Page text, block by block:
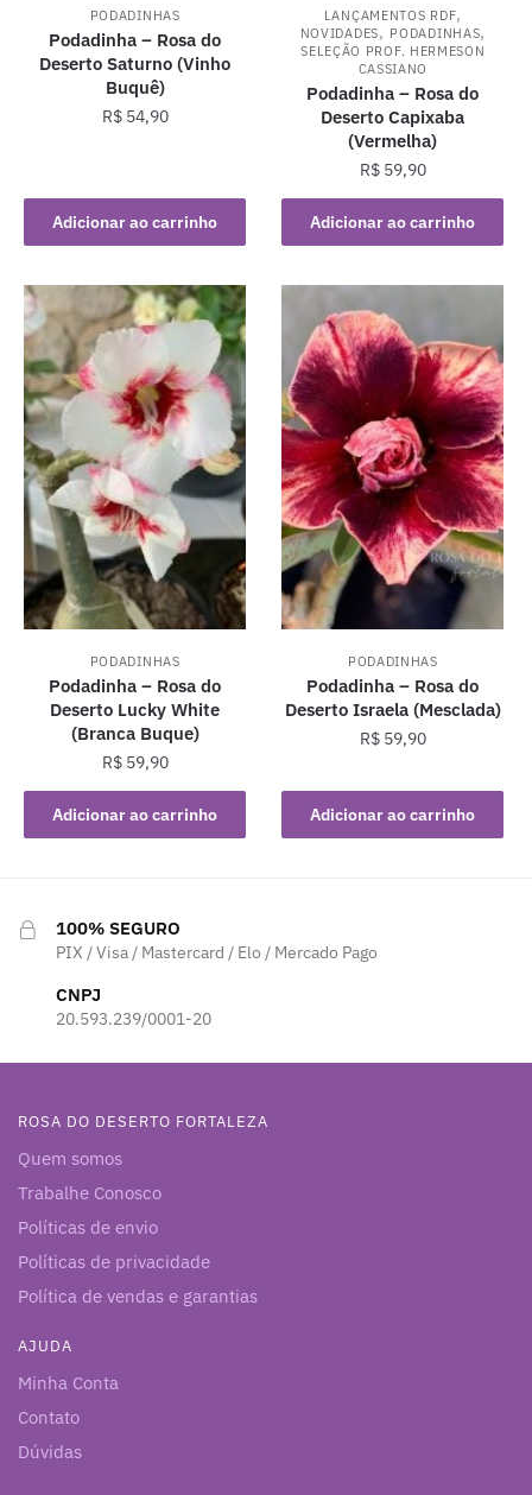
PODADINHAS
Podadinha – Rosa do
Deserto Saturno (Vinho
Buquê)
R$54,90
Adicionar ao carrinho
LANÇAMENTOS RDF,
NOVIDADES, PODADINHAS,
SELEÇÃO PROF. HERMESON
CASSIANO
Podadinha – Rosa do
Deserto Capixaba
(Vermelha)
R$59,90
Adicionar ao carrinho
PODADINHAS
Podadinha – Rosa do
Deserto Lucky White
(Branca Buque)
R$59,90
Adicionar ao carrinho
PODADINHAS
Podadinha – Rosa do
Deserto Israela (Mesclada)
R$59,90
Adicionar ao carrinho
100% SEGURO
PIX / Visa / Mastercard / Elo / Mercado Pago
CNPJ
20.593.239/0001-20
ROSA DO DESERTO FORTALEZA
Quem somos
Trabalhe Conosco
Políticas de envio
Políticas de privacidade
Política de vendas e garantias
AJUDA
Minha Conta
Contato
Dúvidas